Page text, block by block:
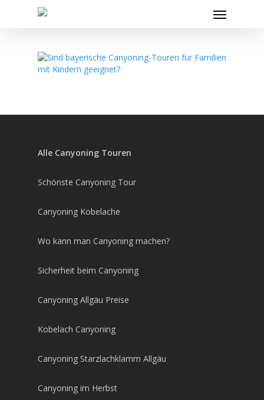
Menu
Alle Canyoning Touren
Schönste Canyoning Tour
Canyoning Kobelache
Wo kann man Canyoning machen?
Sicherheit beim Canyoning
Canyoning Allgäu Preise
Kobelach Canyoning
Canyoning Starzlachklamm Allgäu
Canyoning im Herbst